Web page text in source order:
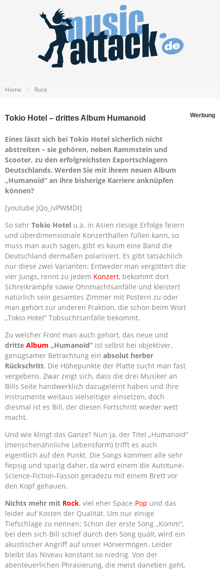
Home Rock
Tokio Hotel – drittes Album Humanoid Werbung
Eines lässt sich bei Tokio Hotel sicherlich nicht
abstreiten – sie gehören, neben Rammstein und
Scooter, zu den erfolgreichsten Exportschlagern
Deutschlands. Werden Sie mit ihrem neuen Album
„Humanoid“ an ihre bisherige Karriere anknüpfen
können?
[youtube JQo_ivPWMDI]
So sehr Tokio Hotel u.a. in Asien riesige Erfolge feiern
und überdimensionale Konzerthallen füllen kann, so
muss man auch sagen, gibt es kaum eine Band die
Deutschland dermaßen polarisiert. Es gibt tatsächlich
nur diese zwei Varianten: Entweder man vergöttert die
vier Jungs, rennt zu jedem Konzert, bekommt dort
Schreikrämpfe sowie Ohnmachtsanfälle und kleistert
natürlich sein gesamtes Zimmer mit Postern zu oder
man gehört zur anderen Fraktion, die schon beim Wort
„Tokio Hotel“ Tobsuchtsanfälle bekommt.
Zu welcher Front man auch gehört, das neue und
dritte Album „Humanoid“ ist selbst bei objektiver,
genügsamer Betrachtung ein absolut herber
Rückschritt. Die Höhepunkte der Platte sucht man fast
vergebens. Zwar zeigt sich, dass die drei Musiker an
Bills Seite handwerklich dazugelernt haben und Ihre
Instrumente weitaus vielseitiger einsetzen, doch
diesmal ist es Bill, der diesen Fortschritt wieder wett
macht.
Und wie klingt das Ganze? Nun ja, der Titel „Humanoid“
(menschenähnliche Lebensform) trifft es auch
eigentlich auf den Punkt. Die Songs kommen alle sehr
fiepsig und spacig daher, da wird einem die Autotune-
Science-Fiction-Fasson geradezu mit einem Brett vor
den Kopf gehauen.
Nichts mehr mit Rock, viel eher Space-Pop und das
leider auf Kosten der Qualität. Um nur einige
Tiefschläge zu nennen: Schon der erste Song „Komm“,
bei dem sich Bill schief durch den Song quält, wird ein
akustischer Angriff auf unser Hörvermögen. Leider
bleibt das Niveau konstant so niedrig. Von der
abenteuerlichen Phrasierung, die meist daneben geht,